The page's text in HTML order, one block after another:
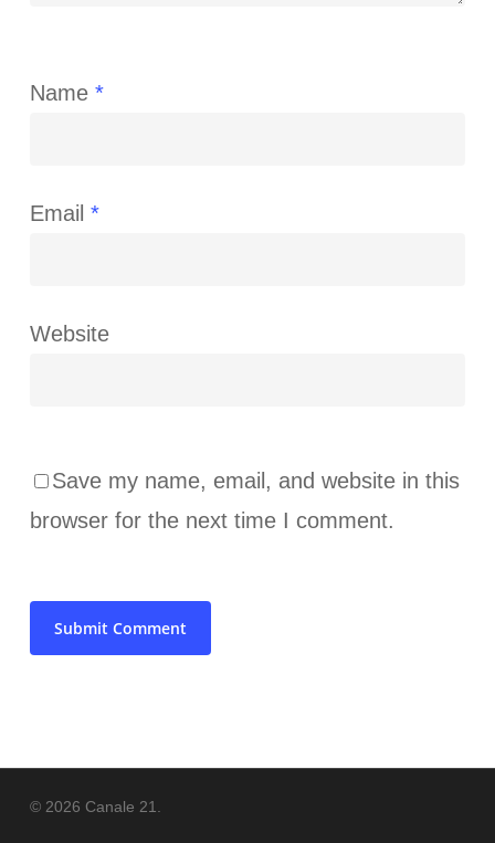
Name *
Email *
Website
Save my name, email, and website in this
browser for the next time I comment.
© 2026 Canale 21.